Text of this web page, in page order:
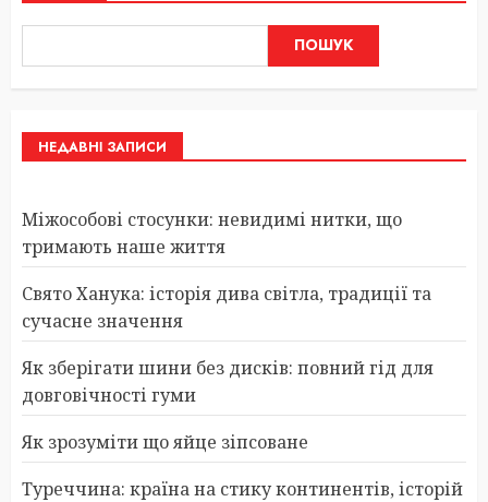
ПОШУК
НЕДАВНІ ЗАПИСИ
Міжособові стосунки: невидимі нитки, що
тримають наше життя
Свято Ханука: історія дива світла, традиції та
сучасне значення
Як зберігати шини без дисків: повний гід для
довговічності гуми
Як зрозуміти що яйце зіпсоване
Туреччина: країна на стику континентів, історій